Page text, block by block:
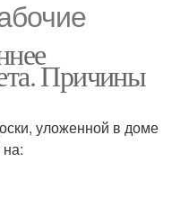
Причины
уложенной в доме